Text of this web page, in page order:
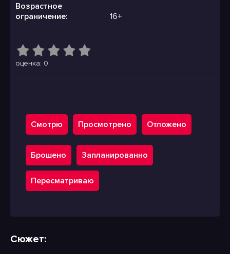
Возрастное
ограничение:
16+
оценка: 0
Смотрю Просмотрено Отложено
Брошено Запланированно
Пересматриваю
Сюжет: